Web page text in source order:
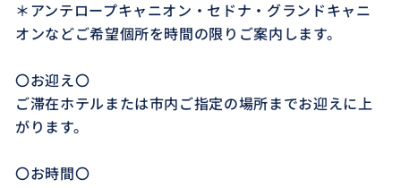
＊アンテロープキャニオン・セドナ・グランドキャニ
オンなどご希望個所を時間の限りご案内します。
〇お迎え〇
ご滞在ホテルまたは市内ご指定の場所までお迎えに上
がります。
〇お時間〇